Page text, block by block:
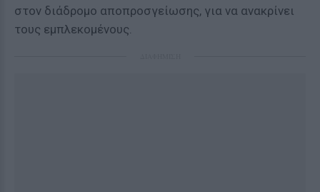
στον διάδρομο αποπροσγείωσης, για να ανακρίνει
τους εμπλεκομένους.